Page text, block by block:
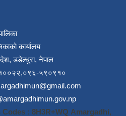
कार्यालय
डडेल्धुरा, नेपाल
५९०९१०
: 8H3R+WQ Amargadhi,